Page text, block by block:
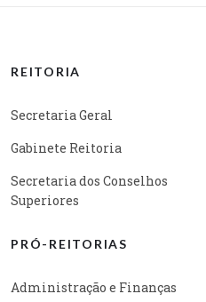
REITORIA
Secretaria Geral
Gabinete Reitoria
Secretaria dos Conselhos
Superiores
PRÓ-REITORIAS
Administração e Finanças